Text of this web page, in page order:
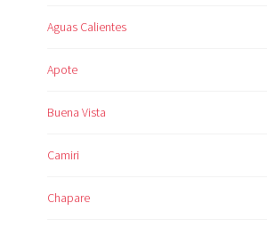
Aguas Calientes
Apote
Buena Vista
Camiri
Chapare